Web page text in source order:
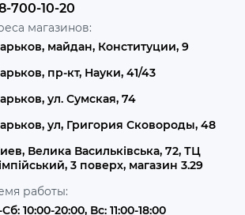
700-10-20
магазинов:
майдан, Конституции, 9
пр-кт, Науки, 41/43
ул. Сумская, 74
ул, Григория Сковороды, 48
Велика Васильківська, 72, ТЦ
3 поверх, магазин 3.29
работы:
10:00-20:00, Вс: 11:00-18:00